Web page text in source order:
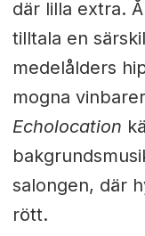
där lilla extra.
tilltala en
medelålders
mogna
Echolocation
salongen, där
rött.